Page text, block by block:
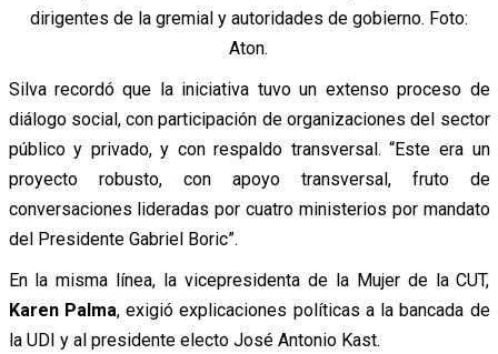
dirigentes de la gremial y autoridades de gobierno. Foto:
Aton.
Silva recordó que la iniciativa tuvo un extenso proceso de
diálogo social, con participación de organizaciones del sector
público y privado, y con respaldo transversal.“Este era un
proyecto robusto, con apoyo transversal, fruto de
conversaciones lideradas por cuatro ministerios por mandato
del Presidente Gabriel Boric”.
En la misma línea, la vicepresidenta de la Mujer de la CUT,
Karen Palma, exigió explicaciones políticas a la bancada de
la UDI y al presidente electo José Antonio Kast.